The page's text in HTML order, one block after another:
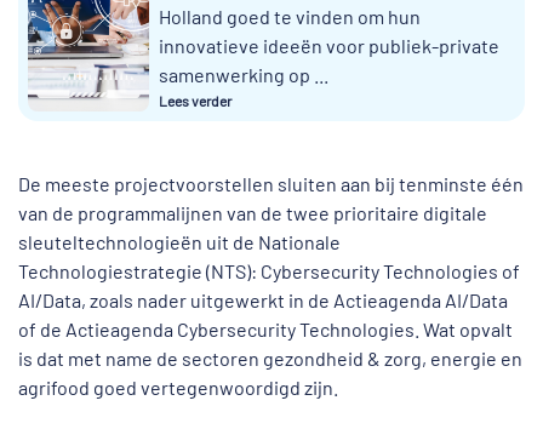
Holland goed te vinden om hun
innovatieve ideeën voor publiek-private
samenwerking op ...
Lees verder
De meeste projectvoorstellen sluiten aan bij tenminste één
van de programmalijnen van de twee prioritaire digitale
sleuteltechnologieën uit de Nationale
Technologiestrategie (NTS): Cybersecurity Technologies of
AI/Data, zoals nader uitgewerkt in de Actieagenda AI/Data
of de Actieagenda Cybersecurity Technologies. Wat opvalt
is dat met name de sectoren gezondheid & zorg, energie en
agrifood goed vertegenwoordigd zijn.